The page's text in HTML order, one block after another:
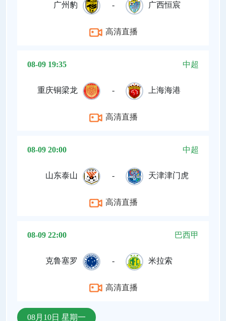
广州豹 - 广西恒宸
高清直播
08-09 19:35 中超
重庆铜梁龙 - 上海海港
高清直播
08-09 20:00 中超
山东泰山 - 天津津门虎
高清直播
08-09 22:00 巴西甲
克鲁塞罗 - 米拉索
高清直播
08月10日 星期一